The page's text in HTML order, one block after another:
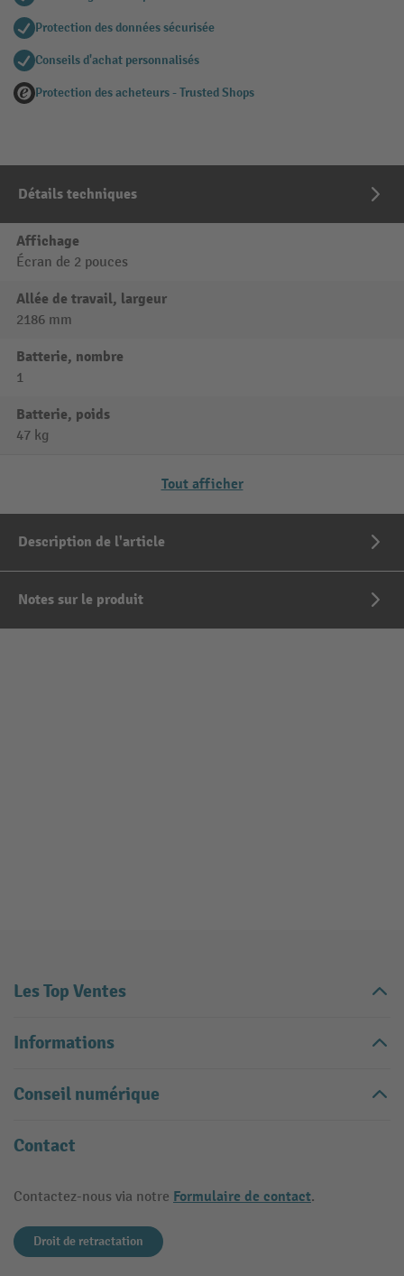
Protection des données sécurisée
Conseils d'achat personnalisés
Protection des acheteurs - Trusted Shops
Détails techniques
Affichage
Écran de 2 pouces
Allée de travail, largeur
2186 mm
Batterie, nombre
1
Batterie, poids
47 kg
Tout afficher
Description de l'article
Notes sur le produit
Les Top Ventes
Informations
Conseil numérique
Contact
Contactez-nous via notre Formulaire de contact.
Droit de retractation